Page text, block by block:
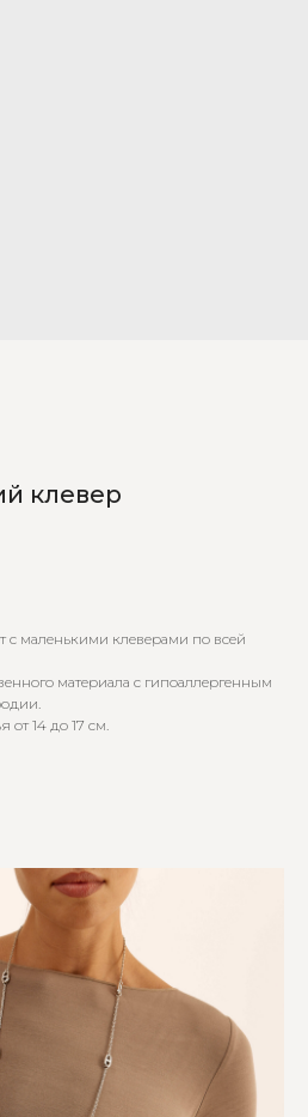
клевер
с маленькими клеверами по всей
материала с гипоаллергенным
от 14 до 17 см.